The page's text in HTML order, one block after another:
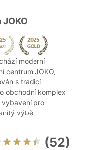
moderní
centrum JOKO,
s tradicí
obchodní komplex
vybavení pro
výběr
(52)